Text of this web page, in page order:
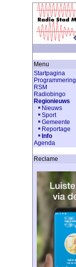
Menu
Startpagina
Programmering
RSM
Radiobingo
Regionieuws
Nieuws
Sport
Gemeente
Reportage
Info
Agenda
Reclame